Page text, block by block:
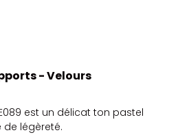
- Velours
est un délicat ton pastel
légèreté.